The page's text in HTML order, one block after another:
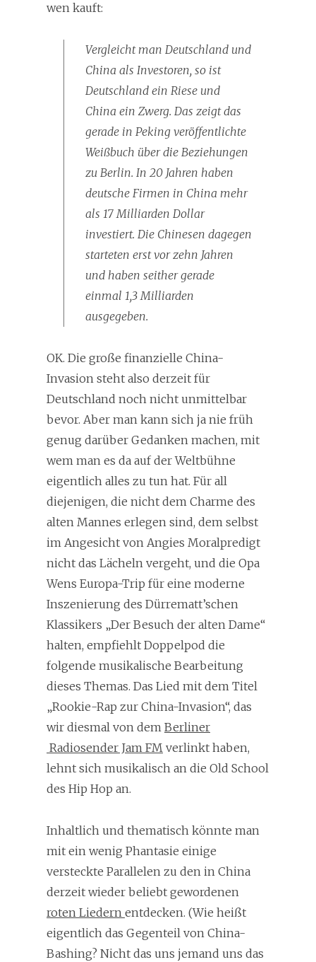
wen kauft:
Vergleicht man Deutschland und
China als Investoren, so ist
Deutschland ein Riese und
China ein Zwerg. Das zeigt das
gerade in Peking veröffentlichte
Weißbuch über die Beziehungen
zu Berlin. In 20 Jahren haben
deutsche Firmen in China mehr
als 17 Milliarden Dollar
investiert. Die Chinesen dagegen
starteten erst vor zehn Jahren
und haben seither gerade
einmal 1,3 Milliarden
ausgegeben.
OK. Die große finanzielle China-
Invasion steht also derzeit für
Deutschland noch nicht unmittelbar
bevor. Aber man kann sich ja nie früh
genug darüber Gedanken machen, mit
wem man es da auf der Weltbühne
eigentlich alles zu tun hat. Für all
diejenigen, die nicht dem Charme des
alten Mannes erlegen sind, dem selbst
im Angesicht von Angies Moralpredigt
nicht das Lächeln vergeht, und die Opa
Wens Europa-Trip für eine moderne
Inszenierung des Dürrematt’schen
Klassikers „Der Besuch der alten Dame“
halten, empfiehlt Doppelpod die
folgende musikalische Bearbeitung
dieses Themas. Das Lied mit dem Titel
„Rookie-Rap zur China-Invasion“, das
wir diesmal von dem Berliner
Radiosender Jam FM verlinkt haben,
lehnt sich musikalisch an die Old School
des Hip Hop an.
Inhaltlich und thematisch könnte man
mit ein wenig Phantasie einige
versteckte Parallelen zu den in China
derzeit wieder beliebt gewordenen
roten Liedern entdecken. (Wie heißt
eigentlich das Gegenteil von China-
Bashing? Nicht das uns jemand uns das